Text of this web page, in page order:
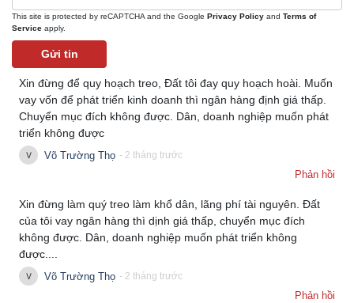
Kinh tế
Bất động sản
Khởi nghiệp
Thị trường
Giá cà phê
This site is protected by reCAPTCHA and the Google Privacy Policy and Terms of
Service apply.
Gửi tin
Xin đừng để quy hoạch treo, Đất tôi đay quy hoạch hoài. Muốn
vay vốn để phát triển kinh doanh thì ngân hàng định giá thấp.
Chuyển mục đích không được. Dân, doanh nghiệp muốn phát
triển không được
Võ Trường Thọ - 2 tháng trước
Phản hồi
Xin đừng làm quý treo làm khổ dân, lãng phí tài nguyên. Đất
của tôi vay ngân hàng thì dịnh giá thấp, chuyển mục đích
không được. Dân, doanh nghiệp muốn phát triển không
được....
Võ Trường Thọ - 2 tháng trước
Phản hồi